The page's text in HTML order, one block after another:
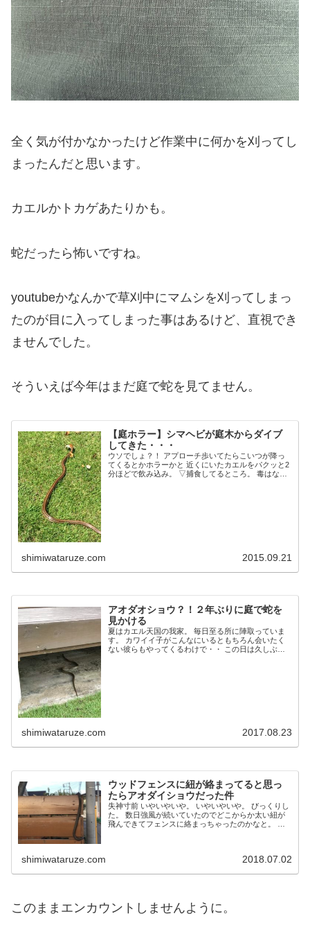
全く気が付かなかったけど作業中に何かを刈ってし
まったんだと思います。
カエルかトカゲあたりかも。
蛇だったら怖いですね。
youtubeかなんかで草刈中にマムシを刈ってしまっ
たのが目に入ってしまった事はあるけど、直視でき
ませんでした。
そういえば今年はまだ庭で蛇を見てません。
【庭ホラー】シマヘビが庭木からダイブ
してきた・・・
ウソでしょ？！ アプローチ歩いてたらこいつが降っ
てくるとかホラーかと 近くにいたカエルをパクッと2
分ほどで飲み込み。 ▽捕食してるところ。 毒はない
shimiwataruze.com 2015.09.21
アオダオショウ？！２年ぶりに庭で蛇を
見かける
夏はカエル天国の我家。 毎日至る所に陣取っていま
す。 カワイイ子がこんなにいるともちろん会いたく
ない彼らもやってくるわけで・・ この日は久しぶり
shimiwataruze.com 2017.08.23
ウッドフェンスに紐が絡まってると思っ
たらアオダイショウだった件
失神寸前 いやいやいや。 いやいやいや。 びっくりし
た。 数日強風が続いていたのでどこからか太い紐が
飛んできてフェンスに絡まっちゃったのかなと。 取
shimiwataruze.com 2018.07.02
このままエンカウントしませんように。